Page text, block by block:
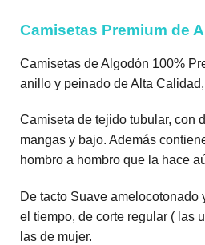
Camisetas Premium de
Camisetas de Algodón 100%
anillo y peinado de Alta Calidad,
Camiseta de tejido tubular, con
mangas y bajo. Además
hombro a hombro que la hace
De tacto Suave amelocotonado
el tiempo, de corte regular ( las
las de mujer.